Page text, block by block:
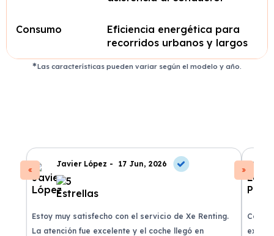
Consumo
Eficiencia energética para
recorridos urbanos y largos
Las características pueden variar según el modelo y año.
Javier López - 17 Jun, 2026
Estoy muy satisfecho con el servicio de Xe Renting.
La atención fue excelente y el coche llegó en